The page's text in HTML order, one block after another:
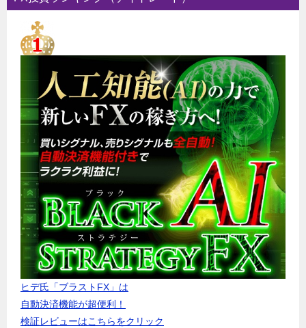
ヒデ氏「ブラストFX」は
自動決済機能が超便利！
検証レビューはこちらをクリック